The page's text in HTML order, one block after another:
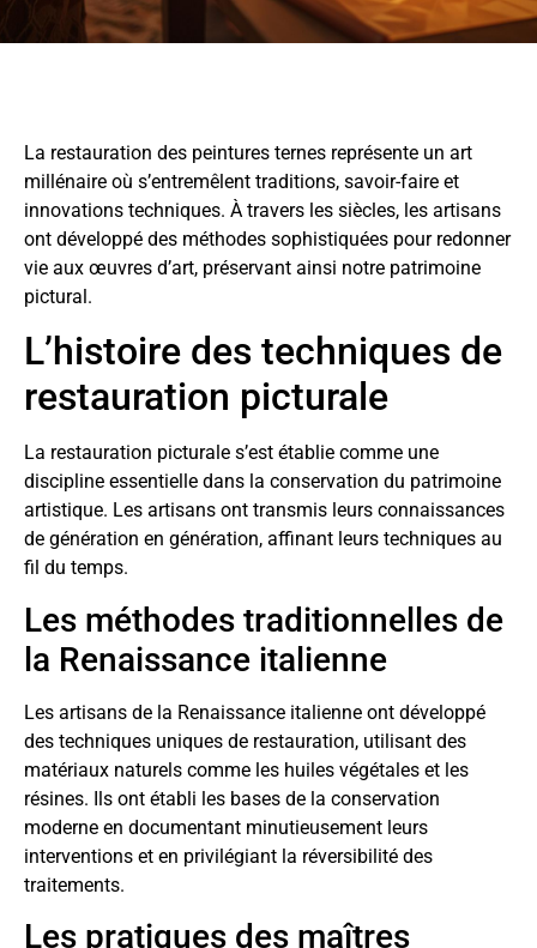
La restauration des peintures ternes représente un art
millénaire où s’entremêlent traditions, savoir-faire et
innovations techniques. À travers les siècles, les artisans
ont développé des méthodes sophistiquées pour redonner
vie aux œuvres d’art, préservant ainsi notre patrimoine
pictural.
L’histoire des techniques de
restauration picturale
La restauration picturale s’est établie comme une
discipline essentielle dans la conservation du patrimoine
artistique. Les artisans ont transmis leurs connaissances
de génération en génération, affinant leurs techniques au
fil du temps.
Les méthodes traditionnelles de
la Renaissance italienne
Les artisans de la Renaissance italienne ont développé
des techniques uniques de restauration, utilisant des
matériaux naturels comme les huiles végétales et les
résines. Ils ont établi les bases de la conservation
moderne en documentant minutieusement leurs
interventions et en privilégiant la réversibilité des
traitements.
Les pratiques des maîtres